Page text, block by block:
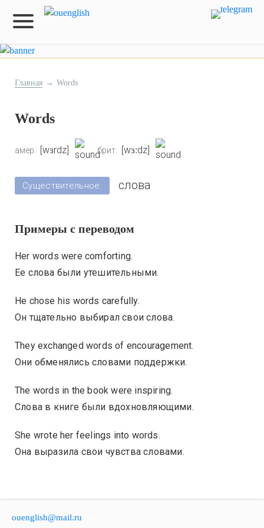
Главная → Words
Words
амер. [wɜrdz] брит. [wɜːdz]
Существительное: слова
Примеры с переводом
Her words were comforting.
Ее слова были утешительными.
He chose his words carefully.
Он тщательно выбирал свои слова.
They exchanged words of encouragement.
Они обменялись словами поддержки.
The words in the book were inspiring.
Слова в книге были вдохновляющими.
She wrote her feelings into words.
Она выразила свои чувства словами.
ouenglish@mail.ru